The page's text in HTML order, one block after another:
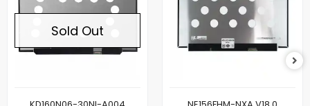
Sold Out